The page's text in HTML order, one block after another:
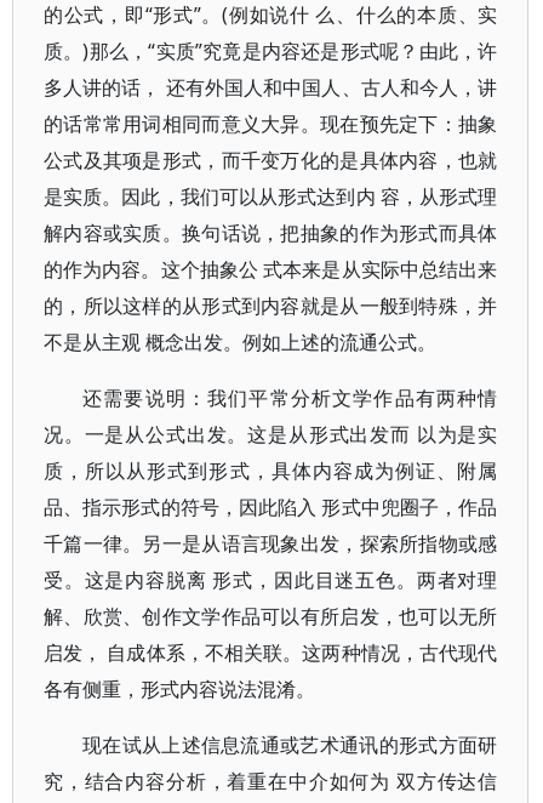
的公式，即“形式”。(例如说什 么、什么的本质、实
质。)那么，“实质”究竟是内容还是形式呢？由此，许
多人讲的话， 还有外国人和中国人、古人和今人，讲
的话常常用词相同而意义大异。现在预先定下：抽象
公式及其项是形式，而千变万化的是具体内容，也就
是实质。因此，我们可以从形式达到内 容，从形式理
解内容或实质。换句话说，把抽象的作为形式而具体
的作为内容。这个抽象公 式本来是从实际中总结出来
的，所以这样的从形式到内容就是从一般到特殊，并
不是从主观 概念出发。例如上述的流通公式。
还需要说明：我们平常分析文学作品有两种情
况。一是从公式出发。这是从形式出发而 以为是实
质，所以从形式到形式，具体内容成为例证、附属
品、指示形式的符号，因此陷入 形式中兜圈子，作品
千篇一律。另一是从语言现象出发，探索所指物或感
受。这是内容脱离 形式，因此目迷五色。两者对理
解、欣赏、创作文学作品可以有所启发，也可以无所
启发， 自成体系，不相关联。这两种情况，古代现代
各有侧重，形式内容说法混淆。
现在试从上述信息流通或艺术通讯的形式方面研
究，结合内容分析，着重在中介如何为 双方传达信